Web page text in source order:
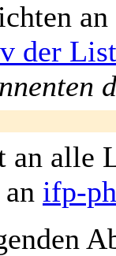
an
der
an alle
ifp-